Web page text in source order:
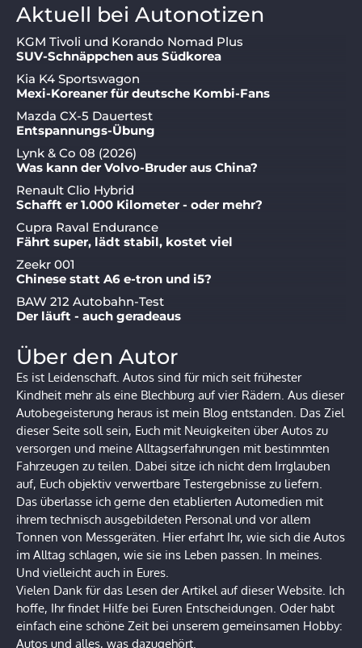
Aktuell bei Autonotizen
KGM Tivoli und Korando Nomad Plus
SUV-Schnäppchen aus Südkorea
Kia K4 Sportswagon
Mexi-Koreaner für deutsche Kombi-Fans
Mazda CX-5 Dauertest
Entspannungs-Übung
Lynk & Co 08 (2026)
Was kann der Volvo-Bruder aus China?
Renault Clio Hybrid
Schafft er 1.000 Kilometer - oder mehr?
Cupra Raval Endurance
Fährt super, lädt stabil, kostet viel
Zeekr 001
Chinese statt A6 e-tron und i5?
BAW 212 Autobahn-Test
Der läuft - auch geradeaus
Über den Autor
Es ist Leidenschaft. Autos sind für mich seit frühester
Kindheit mehr als eine Blechburg auf vier Rädern. Aus dieser
Autobegeisterung heraus ist mein Blog entstanden. Das Ziel
dieser Seite soll sein, Euch mit Neuigkeiten über Autos zu
versorgen und meine Alltagserfahrungen mit bestimmten
Fahrzeugen zu teilen. Dabei sitze ich nicht dem Irrglauben
auf, Euch objektiv verwertbare Testergebnisse zu liefern.
Das überlasse ich gerne den etablierten Automedien mit
ihrem technisch ausgebildeten Personal und vor allem
Tonnen von Messgeräten. Hier erfahrt Ihr, wie sich die Autos
im Alltag schlagen, wie sie ins Leben passen. In meines.
Und vielleicht auch in Eures.
Vielen Dank für das Lesen der Artikel auf dieser Website. Ich
hoffe, Ihr findet Hilfe bei Euren Entscheidungen. Oder habt
einfach eine schöne Zeit bei unserem gemeinsamen Hobby:
Autos und alles, was dazugehört.